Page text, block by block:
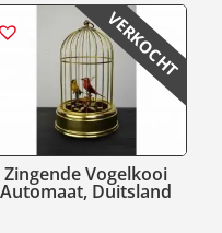
VERKOCHT
Zingende Vogelkooi
Automaat, Duitsland